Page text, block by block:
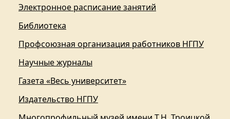
Электронное расписание занятий
Библиотека
Профсоюзная организация работников НГПУ
Научные журналы
Газета «Весь университет»
Издательство НГПУ